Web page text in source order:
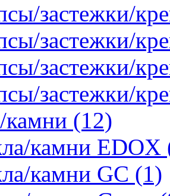
застежки/
застежки/
застежки/
застежки/
камни (12)
камни EDOX
камни GC (1)